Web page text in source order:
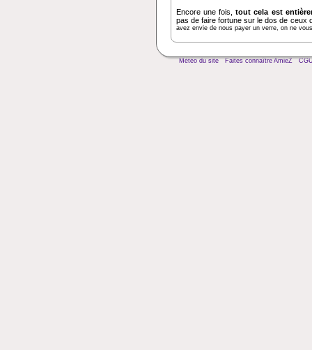
Encore une fois, tout cela est
pas de faire fortune sur le dos de ceux
avez envie de nous payer un verre, on ne
Météo du site Faites connaître AmieZ